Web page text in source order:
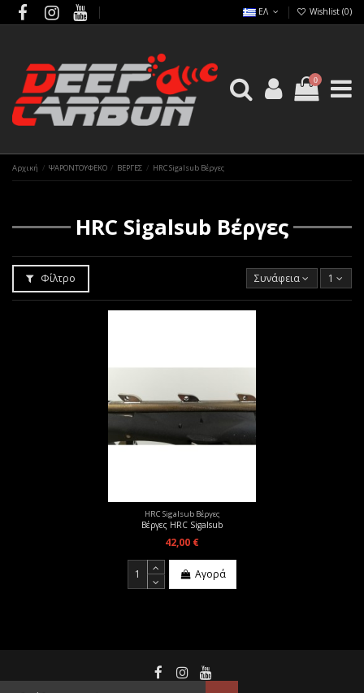
ΕΛ Wishlist (0)
0
Αρχική ΨΑΡΟΝΤΟΥΦΕΚΟ ΒΕΡΓΕΣ HRC Sigalsub Βέργες
HRC Sigalsub Βέργες
Φίλτρο Συνάφεια 1
HRC Sigalsub Βέργες
Βέργες HRC Sigalsub
42,00 €
Αγορά